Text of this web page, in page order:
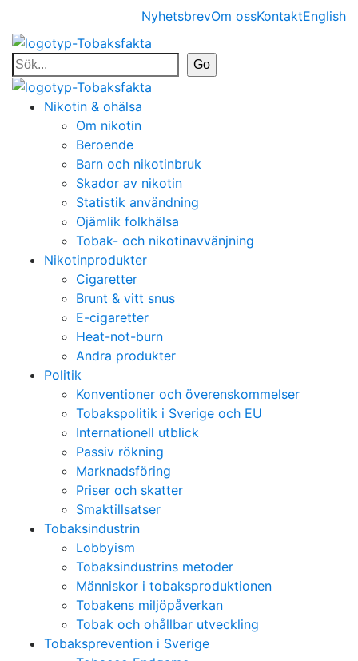
NyhetsbrevOm ossKontaktEnglish
Nikotin & ohälsa
Om nikotin
Beroende
Barn och nikotinbruk
Skador av nikotin
Statistik användning
Ojämlik folkhälsa
Tobak- och nikotinavvänjning
Nikotinprodukter
Cigaretter
Brunt & vitt snus
E-cigaretter
Heat-not-burn
Andra produkter
Politik
Konventioner och överenskommelser
Tobakspolitik i Sverige och EU
Internationell utblick
Passiv rökning
Marknadsföring
Priser och skatter
Smaktillsatser
Tobaksindustrin
Lobbyism
Tobaksindustrins metoder
Människor i tobaksproduktionen
Tobakens miljöpåverkan
Tobak och ohållbar utveckling
Tobaksprevention i Sverige